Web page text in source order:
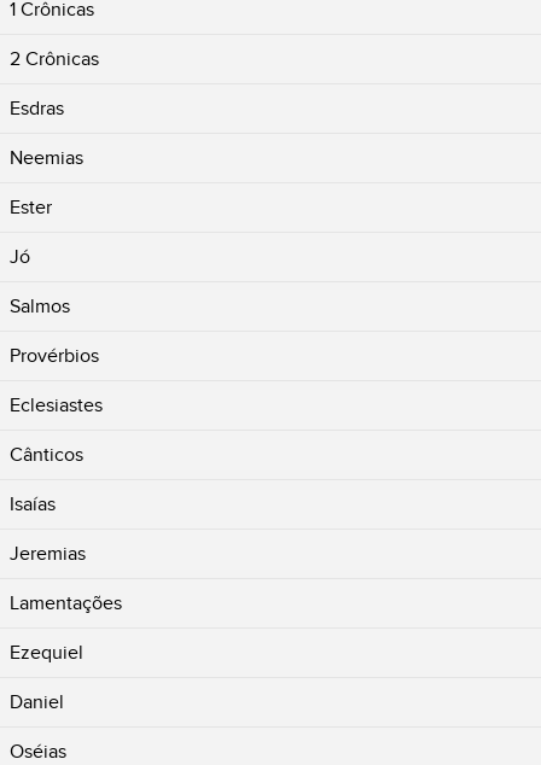
1 Crônicas
2 Crônicas
Esdras
Neemias
Ester
Jó
Salmos
Provérbios
Eclesiastes
Cânticos
Isaías
Jeremias
Lamentações
Ezequiel
Daniel
Oséias